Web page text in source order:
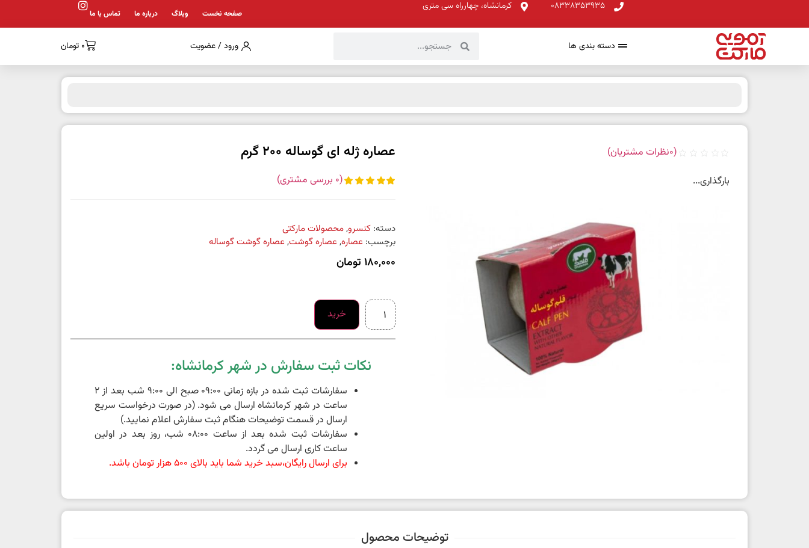
08338353935 کرمانشاه، چهارراه سی متری
صفحه نخست وبلاگ درباره ما تماس با ما
دسته بندی ها ورود / عضویت 0 تومان
(
0نظرات مشتریان)
بارگذاری...
عصاره ژله ای گوساله 200 گرم
(
0 بررسی مشتری)
دسته: کنسرو,محصولات مارکتی
برچسب: عصاره, عصاره گوشت, عصاره گوشت گوساله
180,000 تومان
خرید
نکات ثبت سفارش در شهر کرمانشاه:
سفارشات ثبت شده در بازه زمانی 09:00 صبح الی 9:00 شب بعد از 2
ساعت در شهر کرمانشاه ارسال می شود. (در صورت درخواست سریع
ارسال در قسمت توضیحات هنگام ثبت سفارش اعلام نمایید.)
سفارشات ثبت شده بعد از ساعت 08:00 شب، روز بعد در اولین
ساعت کاری ارسال می گردد.
برای ارسال رایگان،سبد خرید شما باید بالای 500 هزار تومان باشد.
توضیحات محصول